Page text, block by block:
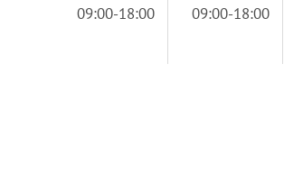
09:00-18:00
09:00-18:00